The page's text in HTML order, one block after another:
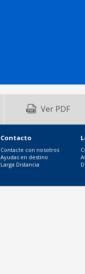
Ver PDF
Contacto
Contacte con nosotros
Ayudas en destino
Larga Distancia